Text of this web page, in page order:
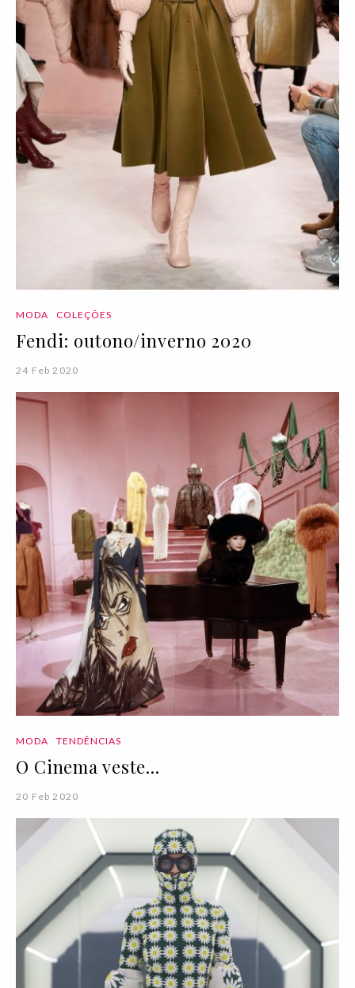
MODA COLEÇÕES
Fendi: outono/inverno 2020
24 Feb 2020
MODA TENDÊNCIAS
O Cinema veste...
20 Feb 2020